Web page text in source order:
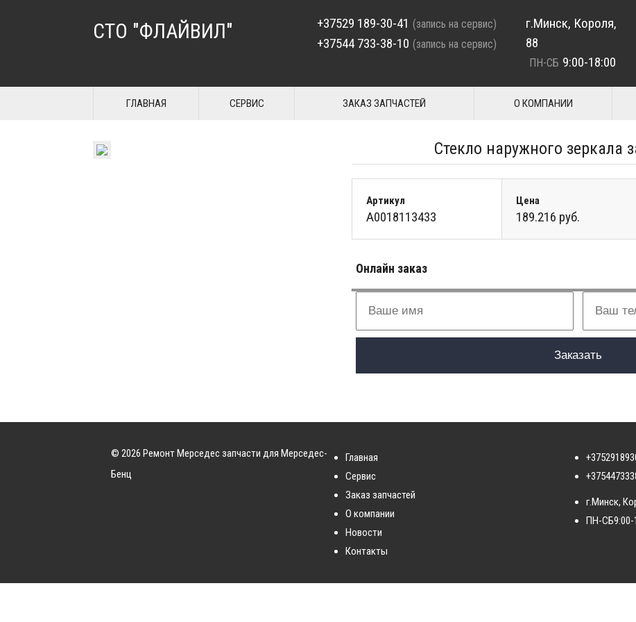
СТО "ФЛАЙВИЛ" +37529 189-30-41 (запись на сервис)
+37544 733-38-10 (запись на сервис)
г.Минск, Короля,
88
ПН-СБ 9:00-18:00
ГЛАВНАЯ СЕРВИС ЗАКАЗ ЗАПЧАСТЕЙ О КОМПАНИИ
Стекло наружного зеркала
Артикул
A0018113433
Цена
189.216 руб.
Онлайн заказ
© 2026 Ремонт Мерседес запчасти для Мерседес-
Бенц
Главная
Сервис
Заказ запчастей
О компании
Новости
Контакты
г.Минск,
ПН-СБ9:00-